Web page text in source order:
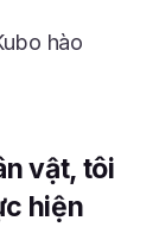
hào
vật, tôi
hiện